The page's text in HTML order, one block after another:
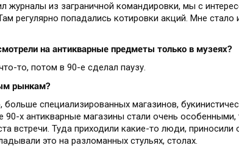
журналы из заграничной командировки, мы с
регулярно попадались котировки акций. Мне стало
на антикварные предметы только в музеях?
то, потом в 90-е сделал паузу.
рынкам?
специализированных магазинов,
90-х антикварные магазины стали очень особенными,
встречи. Туда приходили какие-то люди, приносили
это на разломанных стульях, столах.